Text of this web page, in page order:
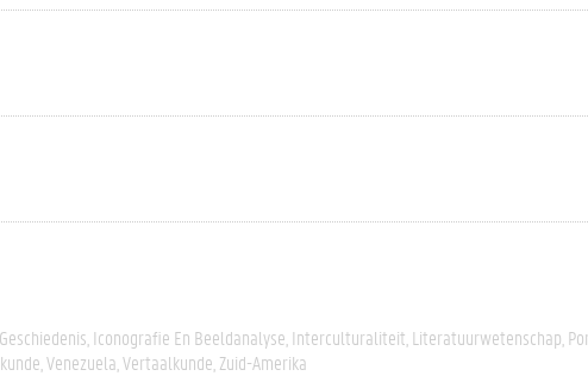
Geschiedenis Iconografie En Beeldanalyse Interculturaliteit Literatuurwetenschap
Venezuela Vertaalkunde Zuid-Amerika